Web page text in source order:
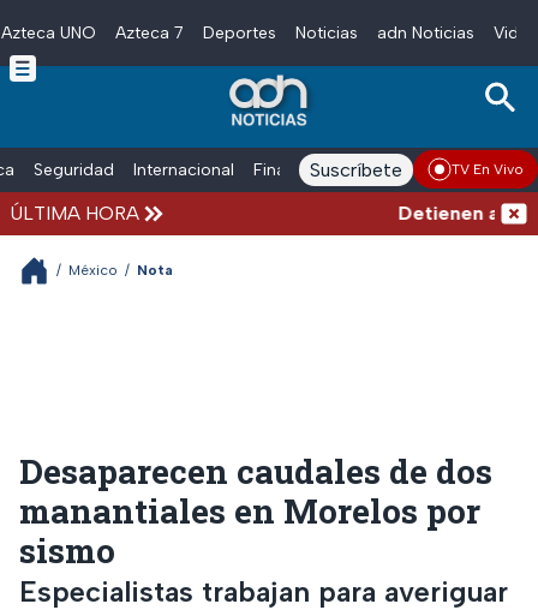
Skip to main content
Azteca UNO Azteca 7 Deportes Noticias adn Noticias
Seguridad Internacional Finanzas adn Noticias Radio
Suscríbete TV En Vivo
ÚLTIMA HORA Detienen al
/ México / Nota
Desaparecen caudales de dos
manantiales en Morelos por
sismo
Especialistas trabajan para averiguar